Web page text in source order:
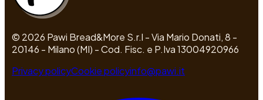
© 2026 Pawi Bread&More S.r.l - Via Mario Donati, 8 -
20146 - Milano (MI) - Cod. Fisc. e P.Iva 13004920966
Privacy policyCookie policyinfo@pawi.it